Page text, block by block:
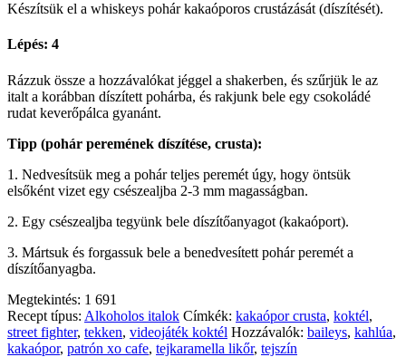
Készítsük el a whiskeys pohár kakaóporos crustázását (díszítését).
Lépés: 4
Rázzuk össze a hozzávalókat jéggel a shakerben, és szűrjük le az
italt a korábban díszített pohárba, és rakjunk bele egy csokoládé
rudat keverőpálca gyanánt.
Tipp (pohár peremének díszítése, crusta):
1. Nedvesítsük meg a pohár teljes peremét úgy, hogy öntsük
elsőként vizet egy csészealjba 2-3 mm magasságban.
2. Egy csészealjba tegyünk bele díszítőanyagot (kakaóport).
3. Mártsuk és forgassuk bele a benedvesített pohár peremét a
díszítőanyagba.
Megtekintés: 1 691
Recept típus: Alkoholos italok Címkék: kakaópor crusta, koktél,
street fighter, tekken, videojáték koktél Hozzávalók: baileys, kahlúa,
kakaópor, patrón xo cafe, tejkaramella likőr, tejszín